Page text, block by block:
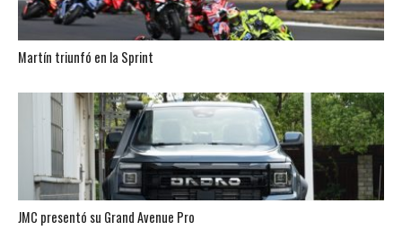
Martín triunfó en la Sprint
JMC presentó su Grand Avenue Pro